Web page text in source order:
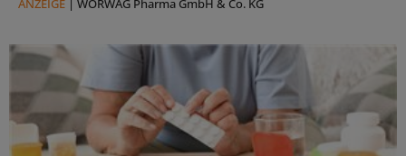
ANZEIGE | WÖRWAG Pharma GmbH & Co. KG